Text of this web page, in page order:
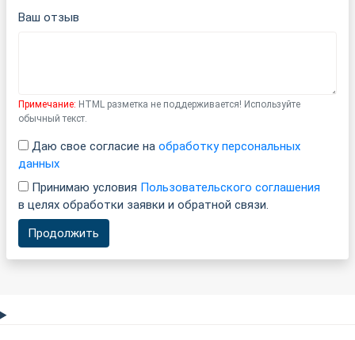
Ваш отзыв
Примечание: HTML разметка не поддерживается! Используйте
обычный текст.
Даю свое согласие на обработку персональных
данных
Принимаю условия Пользовательского соглашения
в целях обработки заявки и обратной связи.
Продолжить